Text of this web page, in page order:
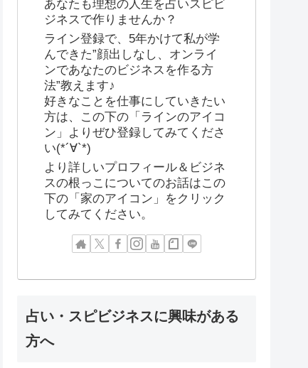
あなたも理想の人生を占いスピビ
ジネスで作りませんか？
ライン登録で、5年かけて私が学
んできた”顔出しなし、オンライ
ンであなたのビジネスを作る方
法”教えます♪
好きなことを仕事にしていきたい
方は、この下の「ラインのアイコ
ン」よりぜひ登録してみてくださ
い(*´∀`*)
より詳しいプロフィール＆ビジネ
スの根っこについてのお話はこの
下の「家のアイコン」をクリック
してみてください。
占い・スピビジネスに興味がある
方へ